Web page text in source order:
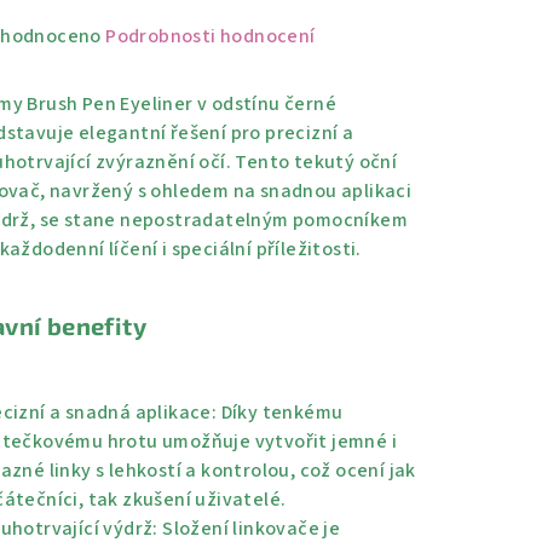
Podrobnosti hodnocení
Brush Pen Eyeliner v odstínu černé
elegantní řešení pro precizní a
zvýraznění očí. Tento tekutý oční
navržený s ohledem na snadnou aplikaci
se stane nepostradatelným pomocníkem
líčení i speciální příležitosti.
benefity
a snadná aplikace: Díky tenkému
hrotu umožňuje vytvořit jemné i
linky s lehkostí a kontrolou, což ocení jak
tak zkušení uživatelé.
výdrž: Složení linkovače je